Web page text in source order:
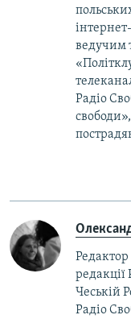
ведучим
Радіо
Редактор
редакції
Чеській
Радіо